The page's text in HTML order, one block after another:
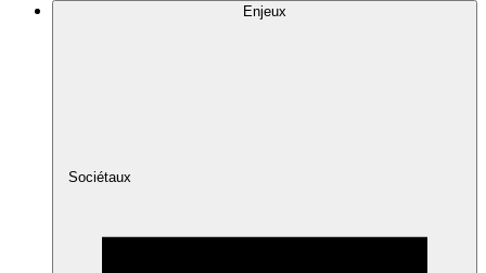
Enjeux
Sociétaux